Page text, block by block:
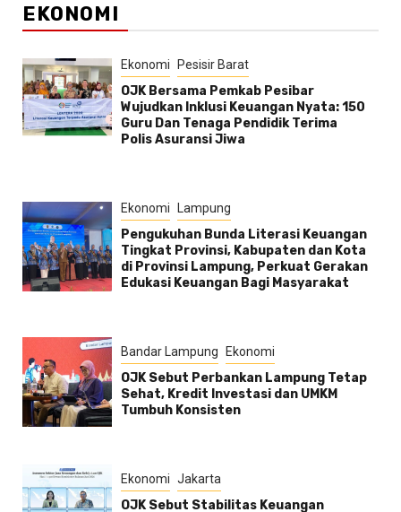
EKONOMI
Ekonomi Pesisir Barat
OJK Bersama Pemkab Pesibar
Wujudkan Inklusi Keuangan Nyata: 150
Guru Dan Tenaga Pendidik Terima
Polis Asuransi Jiwa
Ekonomi Lampung
Pengukuhan Bunda Literasi Keuangan
Tingkat Provinsi, Kabupaten dan Kota
di Provinsi Lampung, Perkuat Gerakan
Edukasi Keuangan Bagi Masyarakat
Bandar Lampung Ekonomi
OJK Sebut Perbankan Lampung Tetap
Sehat, Kredit Investasi dan UMKM
Tumbuh Konsisten
Ekonomi Jakarta
OJK Sebut Stabilitas Keuangan